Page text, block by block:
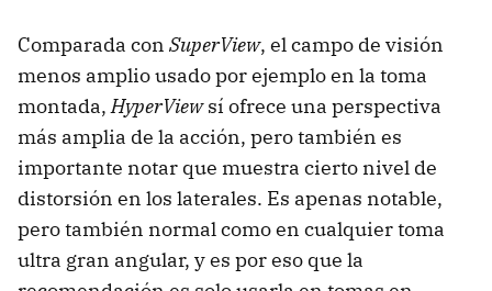
Comparada con SuperView, el campo de visión
menos amplio usado por ejemplo en la toma
montada,HyperViewsí ofrece una perspectiva
más amplia de la acción, pero también es
importante notar que muestra cierto nivel de
distorsión en los laterales. Es apenas notable,
pero también normal como en cualquier toma
ultra gran angular, y es por eso que la